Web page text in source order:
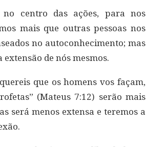
centro das ações, para nos
mais que outras pessoas nos
no autoconhecimento; mas
de nós mesmos.
que os homens vos façam,
(Mateus 7:12) serão mais
será menos extensa e teremos a